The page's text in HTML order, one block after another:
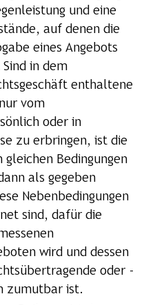
und eine
auf denen die
eines Angebots
in dem
enthaltene
vom
oder in
zu erbringen, ist die
Bedingungen
als gegeben
Nebenbedingungen
sind, dafür die
wird und dessen
oder -
zumutbar ist.